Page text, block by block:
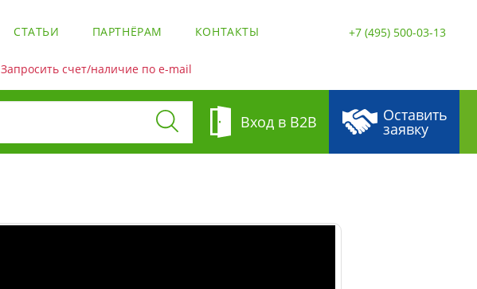
СТАТЬИ ПАРТНЁРАМ КОНТАКТЫ +7 (495) 500-03-13
Запросить счет/наличие по e-mail
Вход в B2B Оставить
заявку